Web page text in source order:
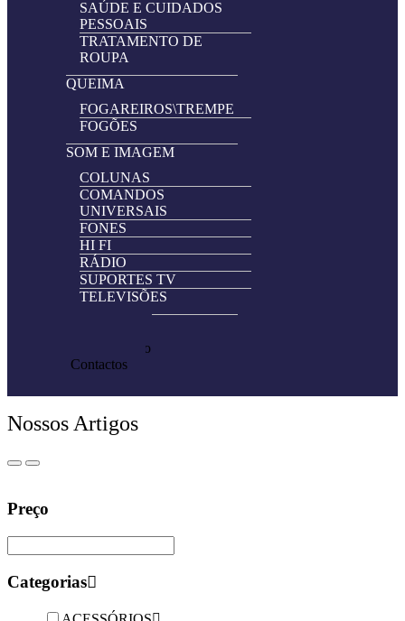
SAÚDE E CUIDADOS
PESSOAIS
TRATAMENTO DE
ROUPA
QUEIMA
FOGAREIROS\TREMPE
FOGÕES
SOM E IMAGEM
COLUNAS
COMANDOS
UNIVERSAIS
FONES
HI FI
RÁDIO
SUPORTES TV
TELEVISÕES
Pedir Cotação
Contactos
Nossos Artigos
Preço
Categorias